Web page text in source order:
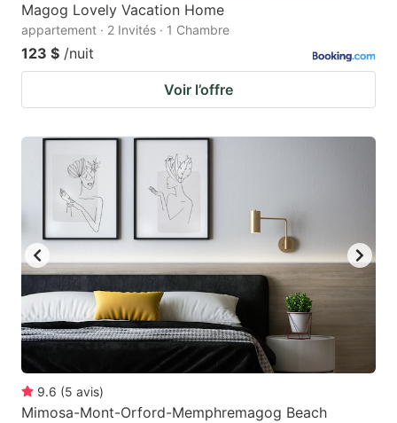
Magog Lovely Vacation Home
appartement · 2 Invités · 1 Chambre
123 $ /nuit
Voir l’offre
9.6 (5 avis)
Mimosa-Mont-Orford-Memphremagog Beach